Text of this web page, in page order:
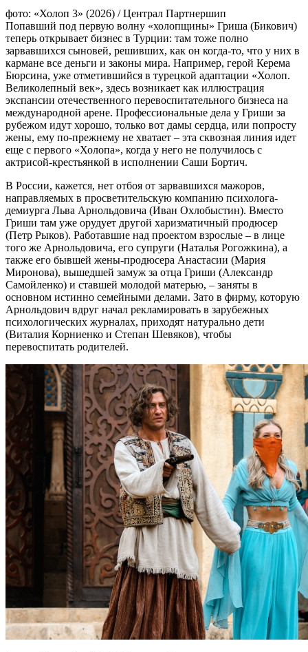
фото: «Холоп 3» (2026) / Централ Партнершип
Попавший под первую волну «холопщины» Гриша (Бикович)
теперь открывает бизнес в Турции: там тоже полно
зарвавшихся сыновей, решивших, как он когда-то, что у них в
кармане все деньги и законы мира. Например, герой Керема
Бюрсина, уже отметившийся в турецкой адаптации «Холоп.
Великолепный век», здесь возникает как иллюстрация
экспансии отечественного перевоспитательного бизнеса на
международной арене. Профессиональные дела у Гриши за
рубежом идут хорошо, только вот дамы сердца, или попросту
жены, ему по-прежнему не хватает – эта сквозная линия идет
еще с первого «Холопа», когда у него не получилось с
актрисой-крестьянкой в исполнении Саши Бортич.
В России, кажется, нет отбоя от зарвавшихся мажоров,
направляемых в просветительскую компанию психолога-
демиурга Льва Арнольдовича (Иван Охлобыстин). Вместо
Гриши там уже орудует другой харизматичный продюсер
(Петр Рыков). Работавшие над проектом взрослые – в лице
того же Арнольдовича, его супруги (Наталья Рогожкина), а
также его бывшей жены-продюсера Анастасии (Мария
Миронова), вышедшей замуж за отца Гриши (Александр
Самойленко) и ставшей молодой матерью, – заняты в
основном истинно семейными делами. Зато в фирму, которую
Арнольдович вдруг начал рекламировать в зарубежных
психологических журналах, приходят натурально дети
(Виталия Корниенко и Степан Шевяков), чтобы
перевоспитать родителей.